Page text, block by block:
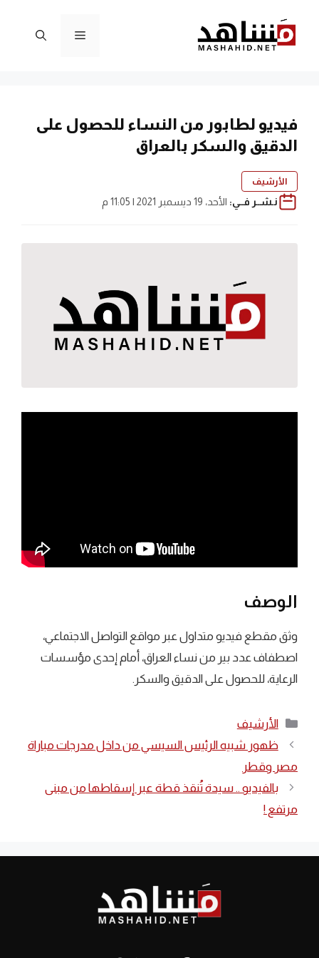
المحتوى
القائمة
فيديو لطابور من النساء للحصول على
الدقيق والسكر بالعراق
الأرشيف
نـشــر فــي: الأحد، 19 ديسمبر 2021 | 11:05 م
الوصف
وثق مقطع فيديو متداول عبر مواقع التواصل الاجتماعي،
اصطفاف عدد بير من نساء العراق، أمام إحدى مؤسسات
الرعاية، للحصول على الدقيق والسكر.
التصنيفات
الأرشيف
ظهور شبيه الرئيس السيسي من داخل مدرجات مباراة
مصر وقطر
بالفيديو .. سيدة تُنقذ قطة عبر إسقاطها من مبنى
مرتفع !